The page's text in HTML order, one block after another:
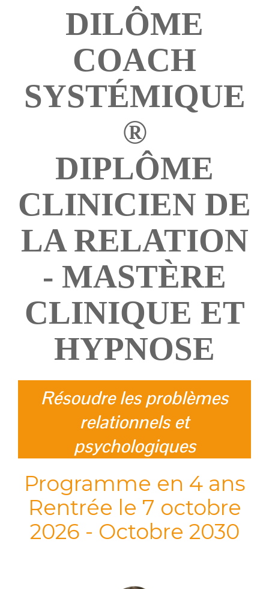
DILÔME
COACH
SYSTÉMIQUE
®
DIPLÔME
CLINICIEN DE
LA RELATION
- MASTÈRE
CLINIQUE ET
HYPNOSE
Résoudre les problèmes
relationnels et
psychologiques
Programme en 4 ans
Rentrée le 7 octobre
2026 - Octobre 2030